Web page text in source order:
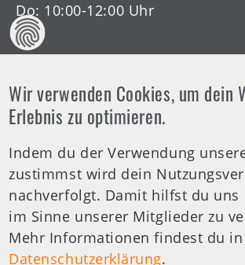
Do: 10:00-12:00 Uhr
Offene Arztsprechstunde
Tel.-Nr.: 0711 459981 - 30
Offene Sprechstunde
Di: 19:00-20:00 Uhr
medizinische Anfragen
Wir verwenden Cookies, um dein
Erlebnis zu optimieren.
Indem du der Verwendung
zustimmst wird dein
nachverfolgt. Damit hilfst du uns
im Sinne unserer Mitglieder zu
Mehr Informationen findest du
Datenschutzerklärung.